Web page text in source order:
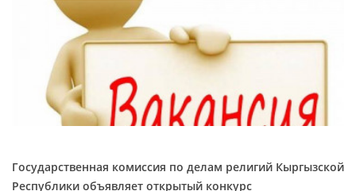
Государственная комиссия по делам религий Кыргызской
Республики объявляет открытый конкурс